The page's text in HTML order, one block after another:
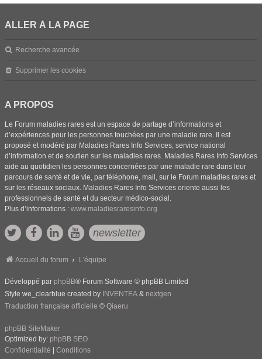
ALLER À LA PAGE
Recherche avancée
Supprimer les cookies
A PROPOS
Le Forum maladies rares est un espace de partage d’informations et
d’expériences pour les personnes touchées par une maladie rare. Il est
proposé et modéré par Maladies Rares Info Services, service national
d’information et de soutien sur les maladies rares. Maladies Rares Info Services
aide au quotidien les personnes concernées par une maladie rare dans leur
parcours de santé et de vie, par téléphone, mail, sur le Forum maladies rares et
sur les réseaux sociaux. Maladies Rares Info Services oriente aussi les
professionnels de santé et du secteur médico-social.
Plus d’informations : www.maladiesraresinfo.org
newsletter
Accueil du forum L'équipe
Développé par phpBB® Forum Software © phpBB Limited
Style we_clearblue created by INVENTEA & nextgen
Traduction française officielle © Qiaeru
phpBB SiteMaker
Optimized by: phpBB SEO
Confidentialité
Conditions